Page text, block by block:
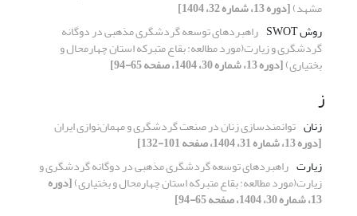
مشهد)[دوره 13، شماره 32، 1404]
روش SWOT
راهبردهای توسعه گردشگری مذهبی در دوگانه
گردشگری و زیارت(مورد مطالعه: بقاع متبرکه استان چهارمحال و
بختیاری)[دوره 13، شماره 30، 1404، صفحه 65-94]
ز
زنان توانمندسازی زنان در صنعت گردشگری و مهمان‌نوازی ایران
[دوره 13، شماره 31، 1404، صفحه 101-132]
زیارت راهبردهای توسعه گردشگری مذهبی در دوگانه گردشگری و
زیارت(مورد مطالعه: بقاع متبرکه استان چهارمحال و بختیاری)[دوره
13، شماره 30، 1404، صفحه 65-94]